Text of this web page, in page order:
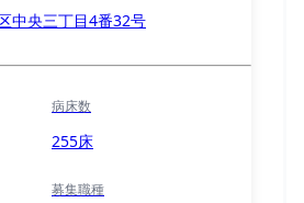
中央三丁目4番32号
病床数
255床
募集職種